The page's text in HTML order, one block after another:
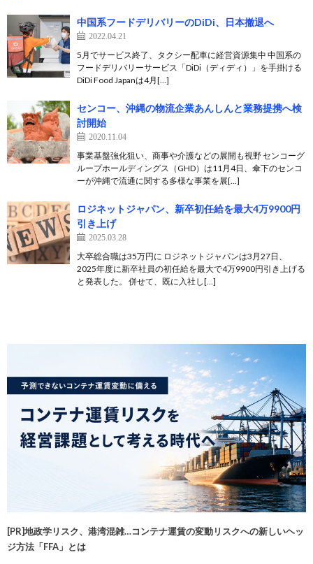
中国系フードデリバリーのDiDi、日本撤退へ
2022.04.21
5月でサービス終了、タクシー配車に経営資源集中 中国系の
フードデリバリーサービス「DiDi（ディディ）」を手掛ける
DiDi Food Japanは4月[…]
センコー、沖縄の物流企業あんしんと業務提携へ検
討開始
2020.11.04
事業基盤強化狙い、商事や介護などの展開も視野 センコーグ
ループホールディングス（GHD）は11月4日、傘下のセンコ
ーが沖縄で流通に関する多様な事業を展[…]
ロジネットジャパン、新卒初任給を最大4万9900円
引き上げ
2025.03.28
大卒総合職は35万円に ロジネットジャパンは3月27日、
2025年度に新卒社員の初任給を最大で4万9900円引き上げる
と発表した。 併せて、既に入社し[…]
[PR]地政学リスク、港湾混雑…コンテナ運賃の変動リスクへの新しいヘッ
ジ方法「FFA」とは